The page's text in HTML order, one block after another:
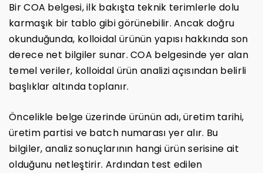
Bir COA belgesi, ilk bakışta teknik terimlerle dolu
karmaşık bir tablo gibi görünebilir. Ancak doğru
okunduğunda, kolloidal ürünün yapısı hakkında son
derece net bilgiler sunar. COA belgesinde yer alan
temel veriler, kolloidal ürün analizi açısından belirli
başlıklar altında toplanır.
Öncelikle belge üzerinde ürünün adı, üretim tarihi,
üretim partisi ve batch numarası yer alır. Bu
bilgiler, analiz sonuçlarının hangi ürün serisine ait
olduğunu netleştirir. Ardından test edilen